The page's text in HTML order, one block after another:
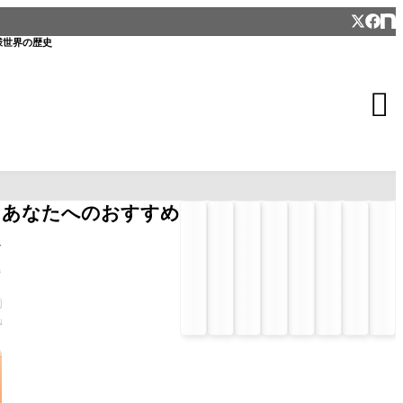
世界の歴史

あなたへのおすすめ